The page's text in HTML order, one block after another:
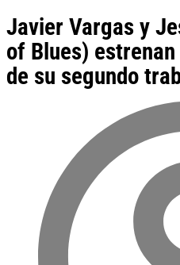
Javier Vargas y
of Blues)
de su segundo